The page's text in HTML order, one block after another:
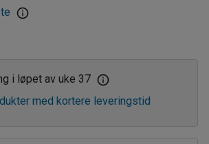
i løpet av uke 37
med kortere leveringstid